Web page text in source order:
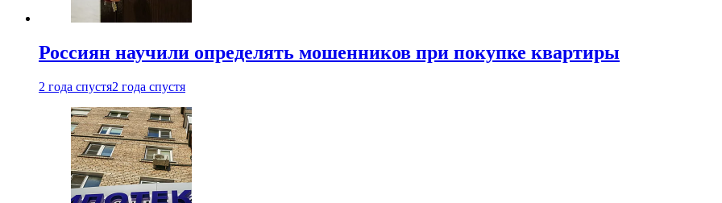
Россиян научили определять мошенников при покупке квартиры
2 года спустя2 года спустя